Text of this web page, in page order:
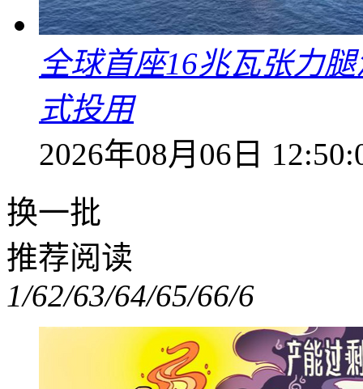
全球首座16兆瓦张力
式投用
2026年08月06日
换一批
推荐阅读
1/62/63/64/65/66/6